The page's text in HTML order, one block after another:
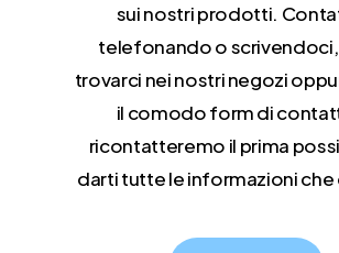
sui nostri prodotti.
telefonando o scrivendoci,
trovarci nei nostri negozi
il comodo form di
ricontatteremo il prima
darti tutte le informazioni che